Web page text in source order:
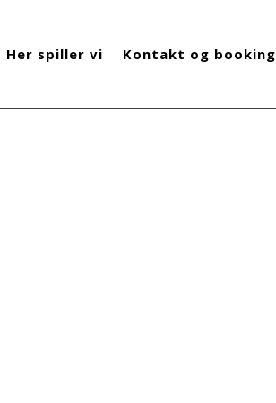
Her spiller vi Kontakt og booking